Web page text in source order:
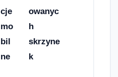
cje
mo
bil
ne
owanyc
h
skrzyne
k